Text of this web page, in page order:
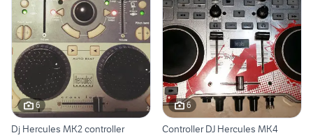
6
Dj Hercules MK2 controller
6
Controller DJ Hercules MK4